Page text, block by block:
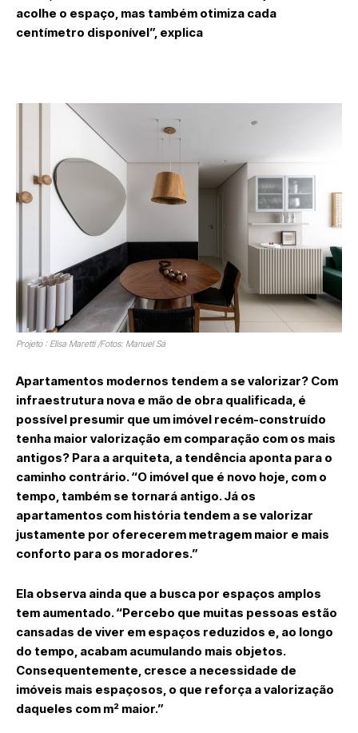
acolhe o espaço, mas também otimiza cada
centímetro disponível”, explica
Projeto : Elisa Maretti /Fotos: Manuel Sá
Apartamentos modernos tendem a se valorizar? Com
infraestrutura nova e mão de obra qualificada, é
possível presumir que um imóvel recém-construído
tenha maior valorização em comparação com os mais
antigos? Para a arquiteta, a tendência aponta para o
caminho contrário. “O imóvel que é novo hoje, com o
tempo, também se tornará antigo. Já os
apartamentos com história tendem a se valorizar
justamente por oferecerem metragem maior e mais
conforto para os moradores.”
Ela observa ainda que a busca por espaços amplos
tem aumentado. “Percebo que muitas pessoas estão
cansadas de viver em espaços reduzidos e, ao longo
do tempo, acabam acumulando mais objetos.
Consequentemente, cresce a necessidade de
imóveis mais espaçosos, o que reforça a valorização
daqueles com m² maior.”